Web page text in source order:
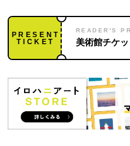
PRESENT
TICKET
READER'S
美術館チケッ